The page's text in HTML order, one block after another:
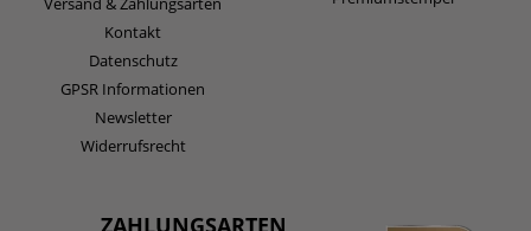
Kontakt
Datenschutz
GPSR Informationen
Newsletter
Widerrufsrecht